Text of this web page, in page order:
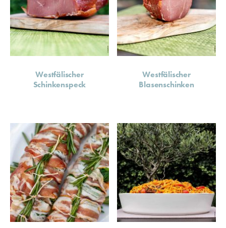
Westfälischer
Schinkenspeck
Westfälischer
Blasenschinken